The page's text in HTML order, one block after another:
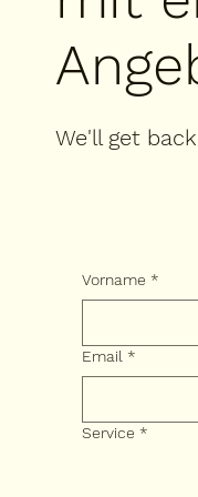
We'll get
Vorname *
Email *
Service *